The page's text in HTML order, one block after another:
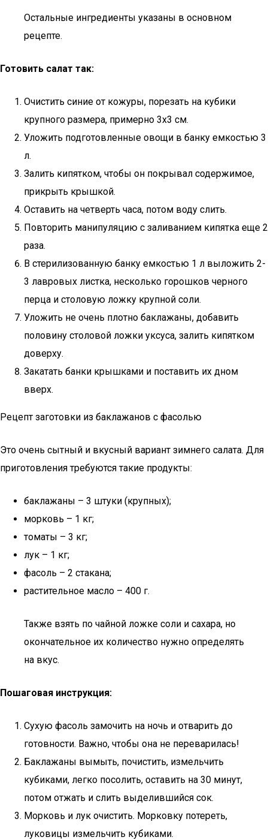
Остальные ингредиенты указаны в основном
рецепте.
Готовить салат так:
Очистить синие от кожуры, порезать на кубики
крупного размера, примерно 3х3 см.
Уложить подготовленные овощи в банку емкостью 3
л.
Залить кипятком, чтобы он покрывал содержимое,
прикрыть крышкой.
Оставить на четверть часа, потом воду слить.
Повторить манипуляцию с заливанием кипятка еще 2
раза.
В стерилизованную банку емкостью 1 л выложить 2-
3 лавровых листка, несколько горошков черного
перца и столовую ложку крупной соли.
Уложить не очень плотно баклажаны, добавить
половину столовой ложки уксуса, залить кипятком
доверху.
Закатать банки крышками и поставить их дном
вверх.
Рецепт заготовки из баклажанов с фасолью
Это очень сытный и вкусный вариант зимнего салата. Для
приготовления требуются такие продукты:
баклажаны – 3 штуки (крупных);
морковь – 1 кг;
томаты – 3 кг;
лук – 1 кг;
фасоль – 2 стакана;
растительное масло – 400 г.
Также взять по чайной ложке соли и сахара, но
окончательное их количество нужно определять
на вкус.
Пошаговая инструкция:
Сухую фасоль замочить на ночь и отварить до
готовности. Важно, чтобы она не переварилась!
Баклажаны вымыть, почистить, измельчить
кубиками, легко посолить, оставить на 30 минут,
потом отжать и слить выделившийся сок.
Морковь и лук очистить. Морковку потереть,
луковицы измельчить кубиками.